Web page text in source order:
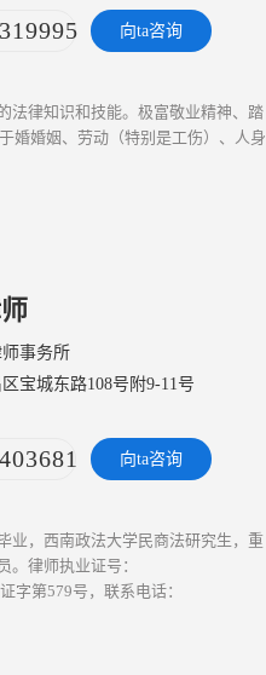
向ta咨询
法律知识和技能。极富敬业精神、踏
婚婚姻、劳动（特别是工伤）、人身
事务所
宝城东路108号附9-11号
向ta咨询
业，西南政法大学民商法研究生，重
。律师执业证号：
字第579号，联系电话：